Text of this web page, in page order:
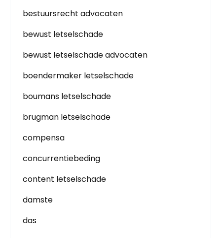
bestuursrecht advocaten
bewust letselschade
bewust letselschade advocaten
boendermaker letselschade
boumans letselschade
brugman letselschade
compensa
concurrentiebeding
content letselschade
damste
das